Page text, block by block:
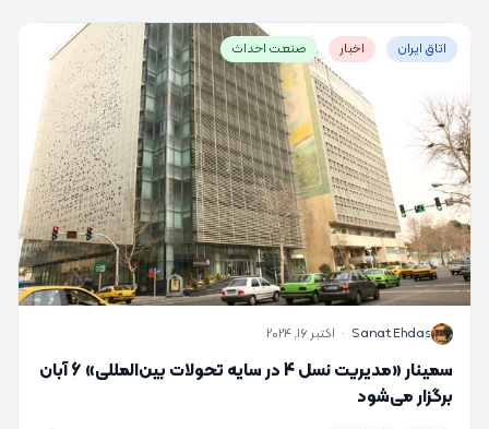
اتاق ایران اخبار صنعت احداث
S
Sanat Ehdas
· اکتبر 16, 2024
سمینار «مدیریت نسل 4 در سایه تحولات بین‌المللی» 6 آبان
برگزار می‌شود